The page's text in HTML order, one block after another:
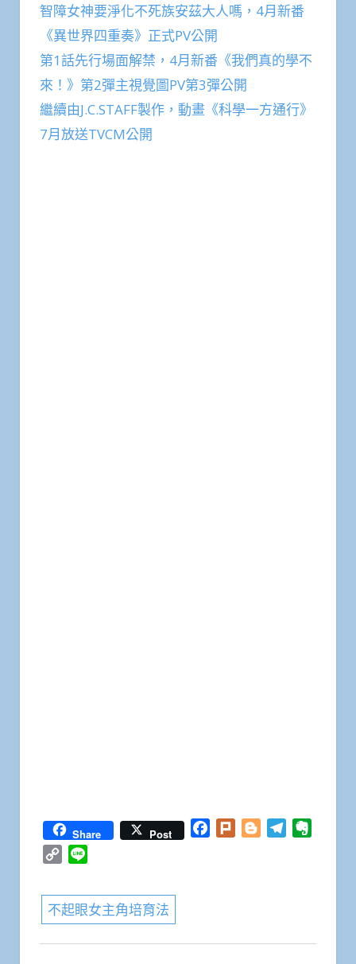
智障女神要淨化不死族安茲大人嗎，4月新番
《異世界四重奏》正式PV公開
第1話先行場面解禁，4月新番《我們真的學不
來！》第2彈主視覺圖PV第3彈公開
繼續由J.C.STAFF製作，動畫《科學一方通行》
7月放送TVCM公開
Share Post Facebook
Plurk BloggerTelegram
Copy
不起眼女主角培育法